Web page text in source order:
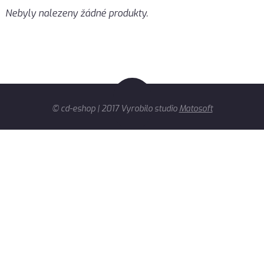
Nebyly nalezeny žádné produkty.
© cd-eshop | 2017 Vyrobilo studio Matosoft